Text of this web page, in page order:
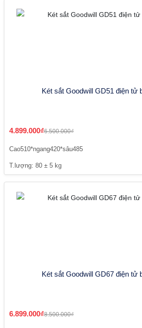
Két sắt Goodwill GD51 điện tử
4.899.000₫6.500.000₫
Cao510*ngang420*sâu485
T.lượng: 80 ± 5 kg
Két sắt Goodwill GD67 điện tử
6.899.000₫8.500.000₫